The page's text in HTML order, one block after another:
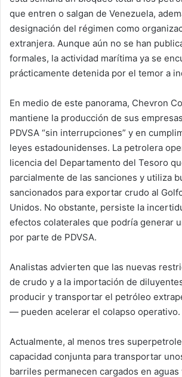
que entren o salgan de Venezuela,
designación del régimen como
extranjera. Aunque aún no se han
formales, la actividad marítima ya se
prácticamente detenida por el temor a
En medio de este panorama, Chevron
mantiene la producción de sus
PDVSA “sin interrupciones” y en
leyes estadounidenses. La petrolera
licencia del Departamento del Tesoro
parcialmente de las sanciones y utiliza
sancionados para exportar crudo al
Unidos. No obstante, persiste la
efectos colaterales que podría generar
por parte de PDVSA.
Analistas advierten que las nuevas
de crudo y a la importación de
producir y transportar el petróleo
— pueden acelerar el colapso operativo.
Actualmente, al menos tres
capacidad conjunta para transportar
barriles permanecen cargados en aguas